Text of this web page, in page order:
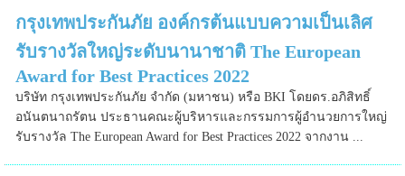
กรุงเทพประกันภัย องค์กรต้นแบบความเป็นเลิศ
รับรางวัลใหญ่ระดับนานาชาติ The European
Award for Best Practices 2022
บริษัท กรุงเทพประกันภัย จำกัด (มหาชน) หรือ BKI โดยดร.อภิสิทธิ์
อนันตนาถรัตน ประธานคณะผู้บริหารและกรรมการผู้อำนวยการใหญ่
รับรางวัล The European Award for Best Practices 2022 จากงาน ...